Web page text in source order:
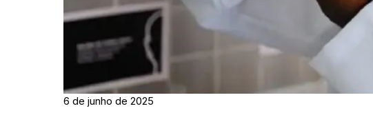
6 de junho de 2025